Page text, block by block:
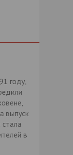
году,
выпуск
в